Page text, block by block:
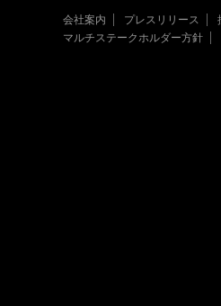
会社案内 プレスリリース
マルチステークホルダー方針